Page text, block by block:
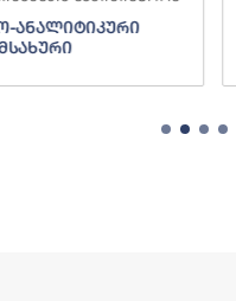
ფინანსთა სამინისტროს
სამსახური